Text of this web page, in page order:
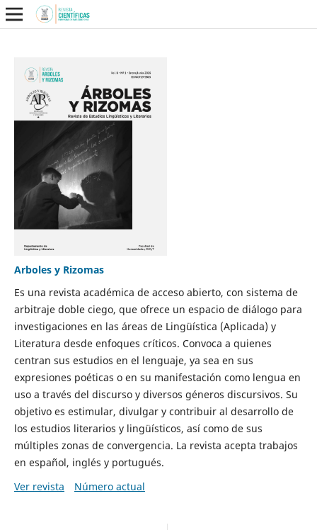
Arboles y Rizomas
Es una revista académica de acceso abierto, con sistema de
arbitraje doble ciego, que ofrece un espacio de diálogo para
investigaciones en las áreas de Lingüística (Aplicada) y
Literatura desde enfoques críticos. Convoca a quienes
centran sus estudios en el lenguaje, ya sea en sus
expresiones poéticas o en su manifestación como lengua en
uso a través del discurso y diversos géneros discursivos. Su
objetivo es estimular, divulgar y contribuir al desarrollo de
los estudios literarios y lingüísticos, así como de sus
múltiples zonas de convergencia. La revista acepta trabajos
en español, inglés y portugués.
Ver revista
Número actual